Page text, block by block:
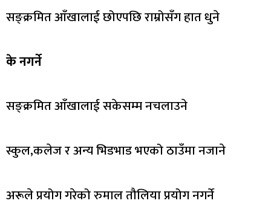
सङ्क्रमित आँखालाई छोएपछि राम्रोसँग हात धुने
के नगर्ने
सङ्क्रमित आँखालाई सकेसम्म नचलाउने
स्कुल,कलेज र अन्य भिडभाड भएको ठाउँमा नजाने
अरूले प्रयोग गरेको रुमाल तौलिया प्रयोग नगर्ने